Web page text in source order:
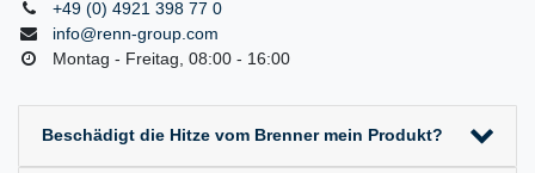
+49 (0) 4921 398 77 0
info@renn-group.com
Montag - Freitag, 08:00 - 16:00
Beschädigt die Hitze vom Brenner mein Produkt?